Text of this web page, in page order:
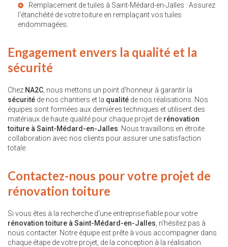
Remplacement de tuiles à Saint-Médard-en-Jalles : Assurez
l'étanchéité de votre toiture en remplaçant vos tuiles
endommagées.
Engagement envers la qualité et la
sécurité
Chez NA2C , nous mettons un point d'honneur à garantir la
sécurité de nos chantiers et la qualité de nos réalisations. Nos
équipes sont formées aux dernières techniques et utilisent des
matériaux de haute qualité pour chaque projet de rénovation
toiture à Saint-Médard-en-Jalles . Nous travaillons en étroite
collaboration avec nos clients pour assurer une satisfaction
totale.
Contactez-nous pour votre projet de
rénovation toiture
Si vous êtes à la recherche d'une entreprise fiable pour votre
rénovation toiture à Saint-Médard-en-Jalles , n'hésitez pas à
nous contacter. Notre équipe est prête à vous accompagner dans
chaque étape de votre projet, de la conception à la réalisation.